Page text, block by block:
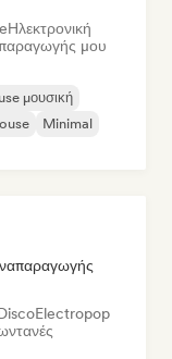
Ηλεκτρονική
μου
μουσική
Minimal
Electropop